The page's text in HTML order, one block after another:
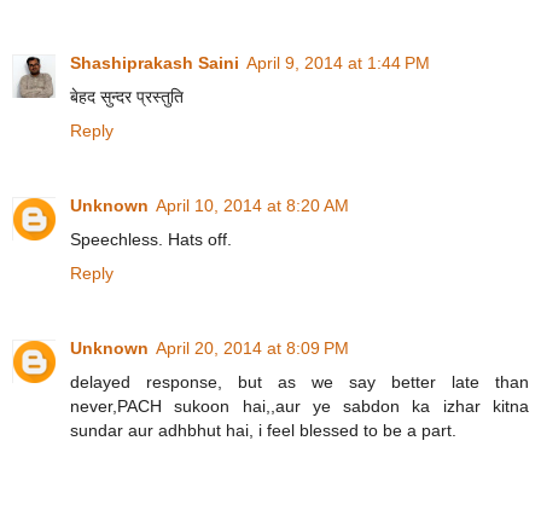
Shashiprakash Saini April 9, 2014 at 1:44 PM
बेहद सुन्दर प्रस्तुति
Reply
Unknown April 10, 2014 at 8:20 AM
Speechless. Hats off.
Reply
Unknown April 20, 2014 at 8:09 PM
delayed response, but as we say better late than
never,PACH sukoon hai,,aur ye sabdon ka izhar kitna
sundar aur adhbhut hai, i feel blessed to be a part.